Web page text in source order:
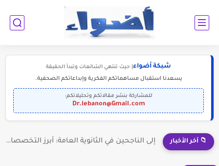
شبكة أضواء | حيث تنتهي الشائعات وتبدأ الحقيقة
يسعدنا استقبال مساهماتكم الفكرية وإبداعاتكم الصحفية.
للمشاركة بنشر مقالاتكم وتحليلاتكم:
Dr.lebanon@Gmail.com
📁 آخر الأخبار إلى الناجحين في الثانوية العامة: أبرز التخصصات المطلوبة للمستقبل (2030-2050)